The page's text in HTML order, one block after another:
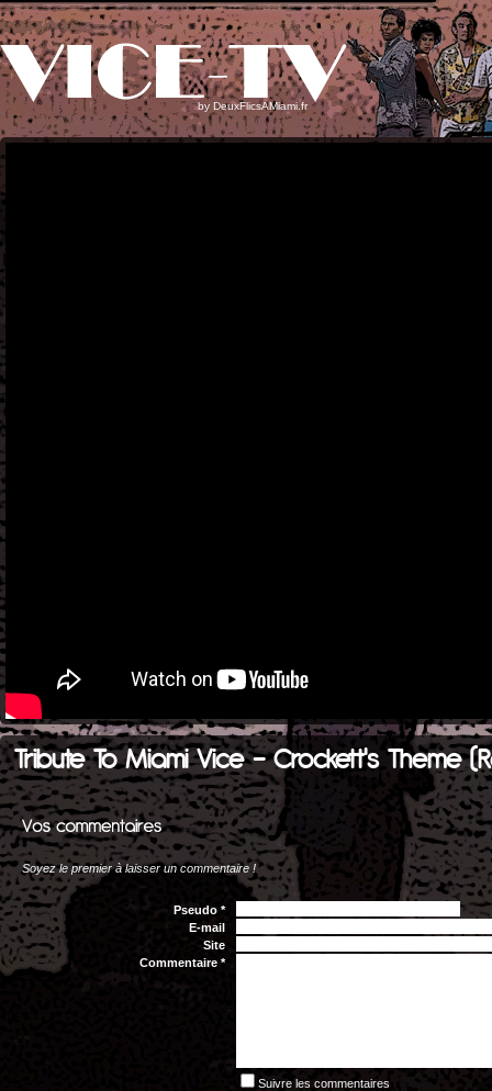
by DeuxFlicsAMiami.fr
Tribute To Miami Vice - Crockett's Theme
Soyez le premier à laisser un commentaire !
Pseudo *
E-mail
Site
Commentaire *
Suivre les commentaires